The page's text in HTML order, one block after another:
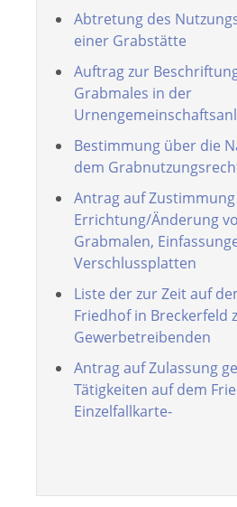
Abtretung des
einer Grabstätte
Auftrag zur
Grabmales in der
Bestimmung über die
dem
Antrag auf
Errichtung/Änderung
Grabmalen,
Verschlussplatten
Liste der zur Zeit auf
Friedhof in Breckerfeld
Gewerbetreibenden
Antrag auf Zulassung
Tätigkeiten auf dem
Einzelfallkarte-